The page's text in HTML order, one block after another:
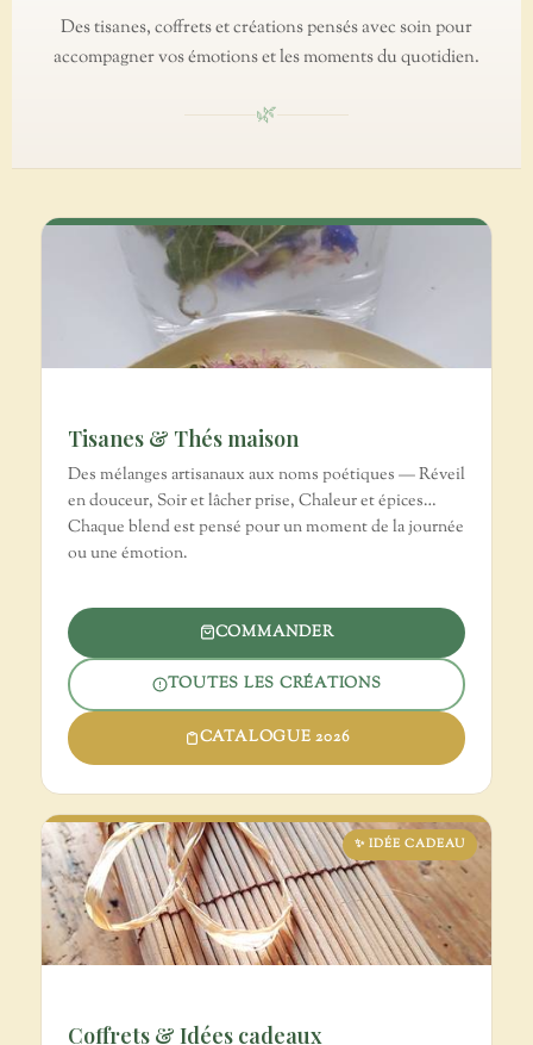
Des tisanes, coffrets et créations pensés avec soin pour
accompagner vos émotions et les moments du quotidien.
🌿
Tisanes & Thés maison
Des mélanges artisanaux aux noms poétiques — Réveil
en douceur, Soir et lâcher prise, Chaleur et épices…
Chaque blend est pensé pour un moment de la journée
ou une émotion.
COMMANDER
TOUTES LES CRÉATIONS
CATALOGUE 2026
✨ IDÉE CADEAU
Coffrets & Idées cadeaux